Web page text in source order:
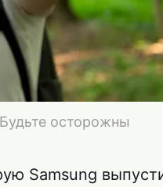
осторожны
Samsung